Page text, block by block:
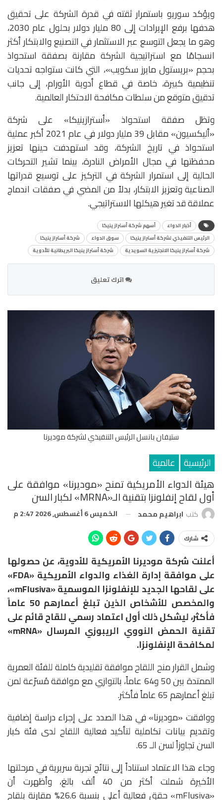
ويؤكد سوريو باستمرار ثقته في قدرة الشركة على تحقيق
هدفها برفع الإيرادات إلى 80 مليار دولار بحلول عام 2030،
وهو ما يجعل التوسع عبر الاستثمار في التصنيع والابتكار أكثر
انسجامًا مع استراتيجية الشركة مقارنة بصفقة استحواذ
بحجم «بريستول مايرز سكويب»، التي كانت ستواجه تحديات
تنظيمية كبيرة، خاصة في قطاع أدوية الأورام، إلى جانب
تدقيق متوقع من سلطات مكافحة الاحتكار العالمية.
وتظل صفقة استحواذ «أسترازينيكا» على شركة
«أليكسيون» مقابل 39 مليار دولار في عام 2021 أكبر عملية
استحواذ في تاريخ الشركة، وقد استهدفت حينها تعزيز
محفظتها في مجال الأمراض النادرة، بينما تشير التحركات
الحالية إلى استمرار الشركة في التركيز على توسيع قدراتها
الصناعية وتعزيز الابتكار، بدلاً من المضي في صفقات اندماج
عملاقة قد تغير هيكلها الاستراتيجي.
أخبار الدواء
أسهم شركة أسترازينيكا
الرئيس التنفيذي لشركة أسترازينيكا
سوق الدواء
شركة أسترازينيكا
شركة أسترازينيكا الانجليزية السويدية
شركة أسترازينيكا البريطانية للأدوية
اترك تعليق
ستيفان بانسل الرئيس التنفيذي لشركة موديرنا
الرئيسية عالمية
هيئة الدواء الأمريكية تمنح «موديرنا» موافقة على
أول لقاح إنفلونزا بتقنية الـ«mRNA» لكبار السن
كتب ابراهيم محمد الخميس 6 أغسطس, 2026 2:47 م
شارك
أعلنت شركة موديرنا الأمريكية للأدوية، عن حصولها
على موافقة إدارة الغذاء والدواء الأمريكية «FDA»
على لقاحها الجديد للإنفلونزا الموسمية «mFlusiva»،
والمخصص للأشخاص الذين تبلغ أعمارهم 50 عاماً
فأكثر، ليشكل ذلك أول اعتماد رسمي للقاح قائم على
تقنية الحمض النووي الريبوزي المرسال «mRNA»
لمكافحة الإنفلونزا.
وشمل القرار منح اللقاح موافقة تقليدية كاملة للفئة العمرية
الممتدة بين 50 و64 عاماً، بالتوازي مع موافقة مُسرّعة لمن
تبلغ أعمارهم 65 عاماً فأكثر.
ووافقت «موديرنا» في هذا الصدد على إجراء دراسة إضافية
وتقديم بيانات تكاملية لتأكيد فعالية اللقاح لدى فئة كبار
السن تجاوزاً لسن الـ 65.
وجاء هذا الاعتماد استناداً إلى نتائج تجربة سريرية في مرحلتها
الأخيرة شملت أكثر من 40 ألف بالغ، وأظهرت أن
«mFlusiva» حقق فعالية أعلى بنسبة 26.6% مقارنة بلقاح